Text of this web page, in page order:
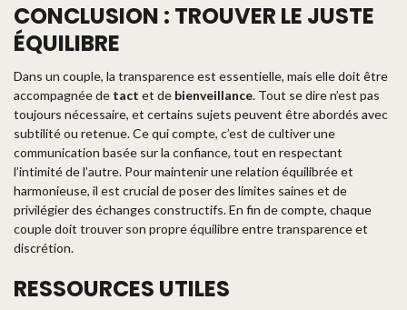
CONCLUSION : TROUVER LE JUSTE
ÉQUILIBRE
Dans un couple, la transparence est essentielle, mais elle doit être
accompagnée de tact et de bienveillance. Tout se dire n’est pas
toujours nécessaire, et certains sujets peuvent être abordés avec
subtilité ou retenue. Ce qui compte, c’est de cultiver une
communication basée sur la confiance, tout en respectant
l’intimité de l’autre. Pour maintenir une relation équilibrée et
harmonieuse, il est crucial de poser des limites saines et de
privilégier des échanges constructifs. En fin de compte, chaque
couple doit trouver son propre équilibre entre transparence et
discrétion.
RESSOURCES UTILES